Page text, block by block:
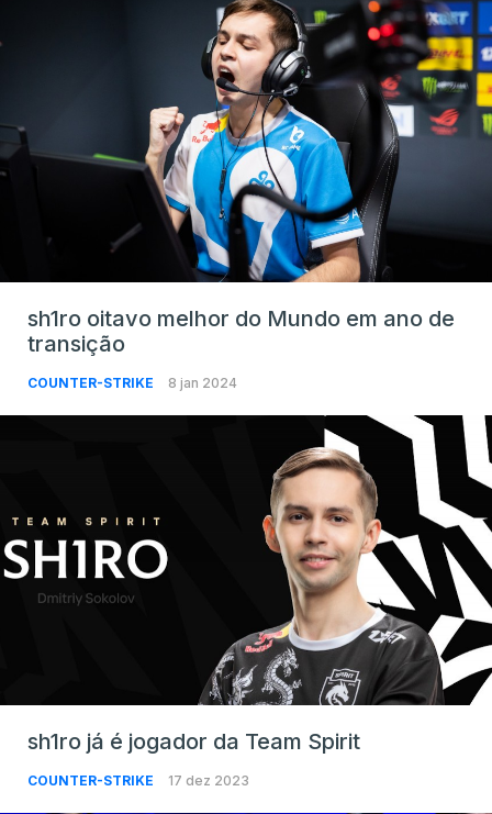
sh1ro oitavo melhor do Mundo em ano de
transição
COUNTER-STRIKE 8 jan 2024
sh1ro já é jogador da Team Spirit
COUNTER-STRIKE 17 dez 2023